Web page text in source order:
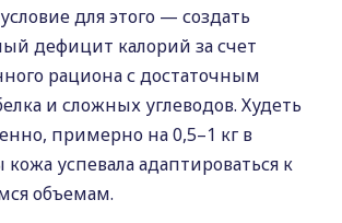
для этого — создать
дефицит калорий за счет
рациона с достаточным
и сложных углеводов. Худеть
примерно на 0,5–1 кг в
успевала адаптироваться к
объемам.